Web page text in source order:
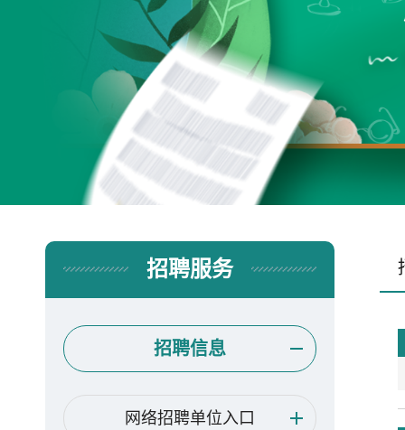
招聘服务
招聘信息
网络招聘单位入口